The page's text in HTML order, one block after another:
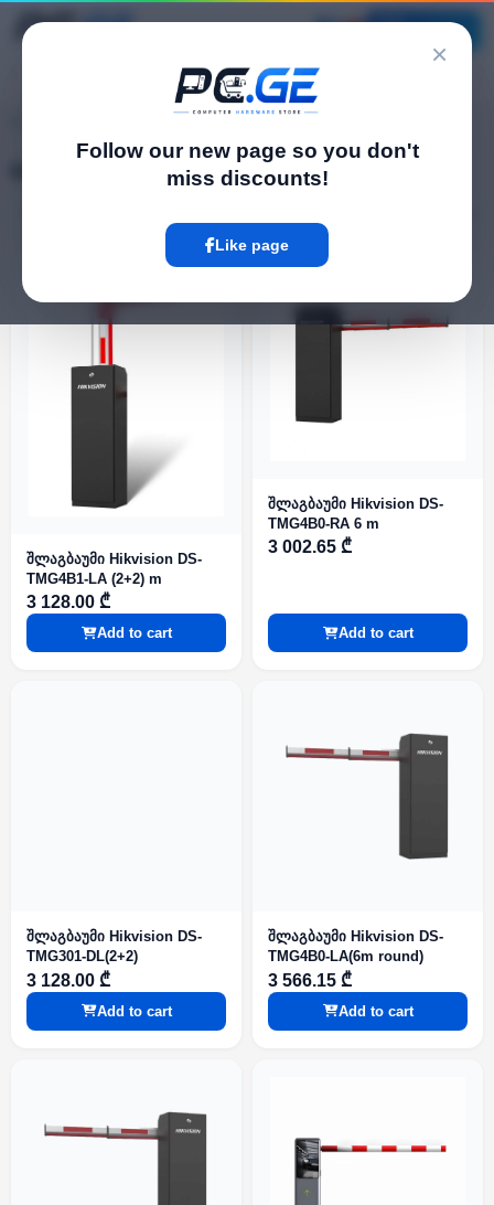
×
Follow our new page so you don't
miss discounts!
Like page
შლაგბაუმი Hikvision DS-
TMG4B1-LA (2+2) m
3 128.00 ₾
Add to cart
შლაგბაუმი Hikvision DS-
TMG4B0-RA 6 m
3 002.65 ₾
Add to cart
შლაგბაუმი Hikvision DS-
TMG301-DL(2+2)
3 128.00 ₾
Add to cart
შლაგბაუმი Hikvision DS-
TMG4B0-LA(6m round)
3 566.15 ₾
Add to cart